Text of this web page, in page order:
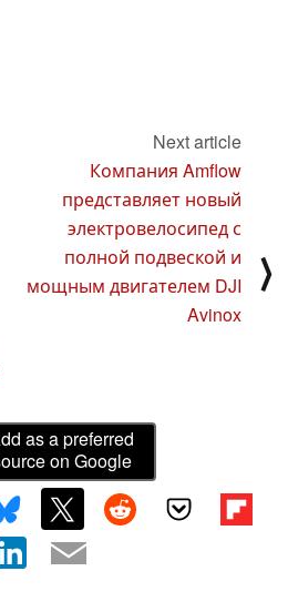
Next article
Компания Amflow
представляет новый
электровелосипед с
полной подвеской и
мощным двигателем DJI
Avinox
⟩
as a preferred
on Google